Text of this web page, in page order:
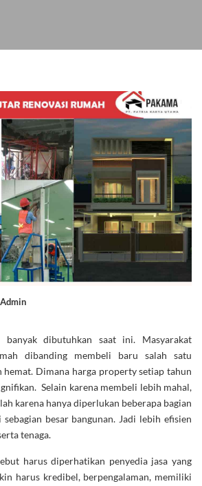
Admin
banyak dibutuhkan saat ini. Masyarakat
dibanding membeli baru salah satu
hemat. Dimana harga property setiap tahun
Selain karena membeli lebih mahal,
karena hanya diperlukan beberapa bagian
sebagian besar bangunan. Jadi lebih efisien
tenaga.
harus diperhatikan penyedia jasa yang
harus kredibel, berpengalaman, memiliki